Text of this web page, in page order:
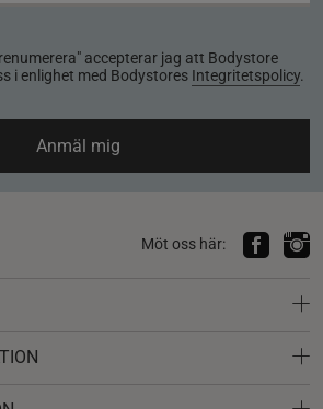
accepterar jag att Bodystore
i enlighet med Bodystores Integritetspolicy.
Anmäl mig
Möt oss här: